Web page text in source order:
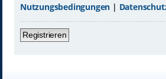
Nutzungsbedingungen |
Registrieren